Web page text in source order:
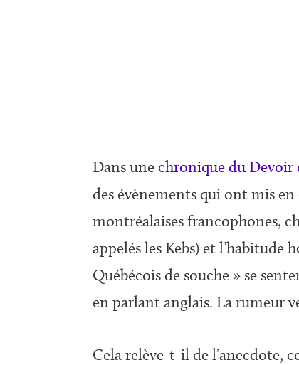
Dans unechronique du Devoir
des évènements qui ont mis
montréalaises francophones,
appelés les Kebs) et l’habitude
Québécois de souche » se
en parlant anglais. La rumeur
Cela relève-t-il de l’anecdote,